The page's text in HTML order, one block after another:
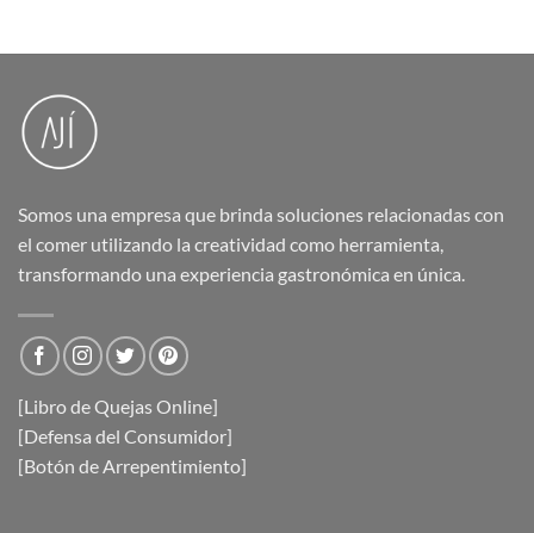
Somos una empresa que brinda soluciones relacionadas con
el comer utilizando la creatividad como herramienta,
transformando una experiencia gastronómica en única.
[Libro de Quejas Online]
[Defensa del Consumidor]
[Botón de Arrepentimiento]